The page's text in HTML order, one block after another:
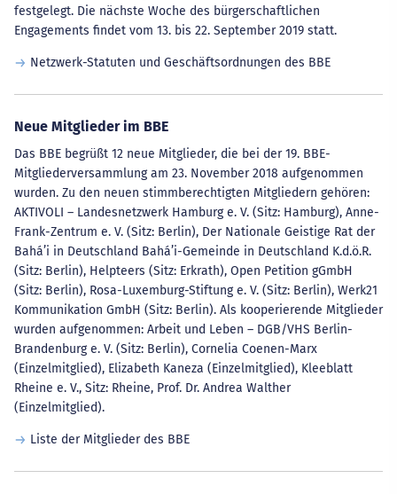
festgelegt. Die nächste Woche des bürgerschaftlichen
Engagements findet vom 13. bis 22. September 2019 statt.
Netzwerk-Statuten und Geschäftsordnungen des BBE
Neue Mitglieder im BBE
Das BBE begrüßt 12 neue Mitglieder, die bei der 19. BBE-
Mitgliederversammlung am 23. November 2018 aufgenommen
wurden. Zu den neuen stimmberechtigten Mitgliedern gehören:
AKTIVOLI – Landesnetzwerk Hamburg e. V. (Sitz: Hamburg), Anne-
Frank-Zentrum e. V. (Sitz: Berlin), Der Nationale Geistige Rat der
Bahá’i in Deutschland Bahá’i-Gemeinde in Deutschland K.d.ö.R.
(Sitz: Berlin), Helpteers (Sitz: Erkrath), Open Petition gGmbH
(Sitz: Berlin), Rosa-Luxemburg-Stiftung e. V. (Sitz: Berlin), Werk21
Kommunikation GmbH (Sitz: Berlin). Als kooperierende Mitglieder
wurden aufgenommen: Arbeit und Leben – DGB/VHS Berlin-
Brandenburg e. V. (Sitz: Berlin), Cornelia Coenen-Marx
(Einzelmitglied), Elizabeth Kaneza (Einzelmitglied), Kleeblatt
Rheine e. V., Sitz: Rheine, Prof. Dr. Andrea Walther
(Einzelmitglied).
Liste der Mitglieder des BBE